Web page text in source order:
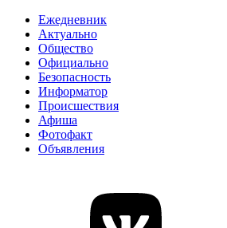
Ежедневник
Актуально
Общество
Официально
Безопасность
Информатор
Происшествия
Афиша
Фотофакт
Объявления